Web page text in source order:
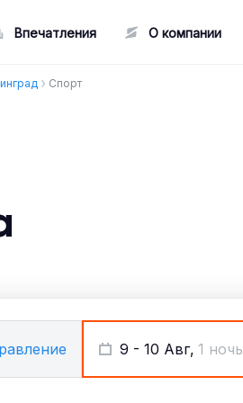
Впечатления О компании
Спорт
9 - 10 Авг, 1 ночь